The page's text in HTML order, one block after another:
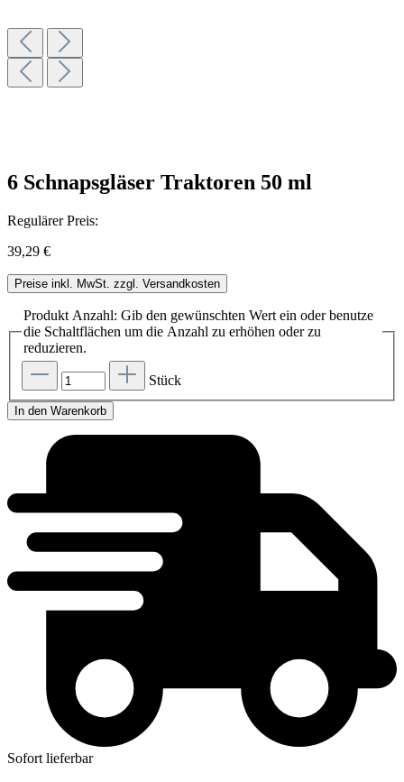
6 Schnapsgläser Traktoren 50 ml
Regulärer Preis:
39,29 €
Preise inkl. MwSt. zzgl. Versandkosten
Produkt Anzahl: Gib den gewünschten Wert ein oder benutze
die Schaltflächen um die Anzahl zu erhöhen oder zu
reduzieren.
Stück
In den Warenkorb
Sofort lieferbar